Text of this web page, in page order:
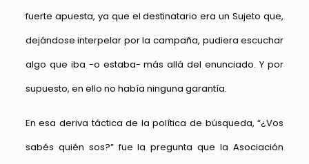
fuerte apuesta, ya que el destinatario era un Sujeto que,
dejándose interpelar por la campaña, pudiera escuchar
algo que iba -o estaba- más allá del enunciado. Y por
supuesto, en ello no había ninguna garantía.
En esa deriva táctica de la política de búsqueda, “¿Vos
sabés quién sos?” fue la pregunta que la Asociación